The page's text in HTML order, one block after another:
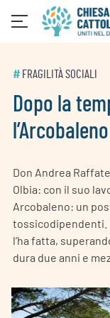
# FRAGILITÀ SOCIALI
Dopo la
Don Andrea
Olbia: con il suo
Arcobaleno: un
tossicodipendenti.
l’ha fatta,
dura due anni e